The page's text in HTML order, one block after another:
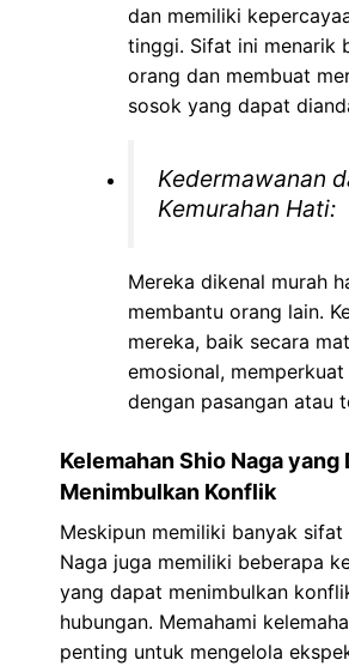
dan memiliki
tinggi. Sifat ini menarik
orang dan membuat
sosok yang dapat
Kedermawanan
Kemurahan Hati:
Mereka dikenal murah
membantu orang lain.
mereka, baik secara
emosional,
dengan pasangan atau
Kelemahan Shio Naga yang
Menimbulkan Konflik
Meskipun memiliki banyak
Naga juga memiliki beberapa
yang dapat menimbulkan
hubungan. Memahami
penting untuk mengelola